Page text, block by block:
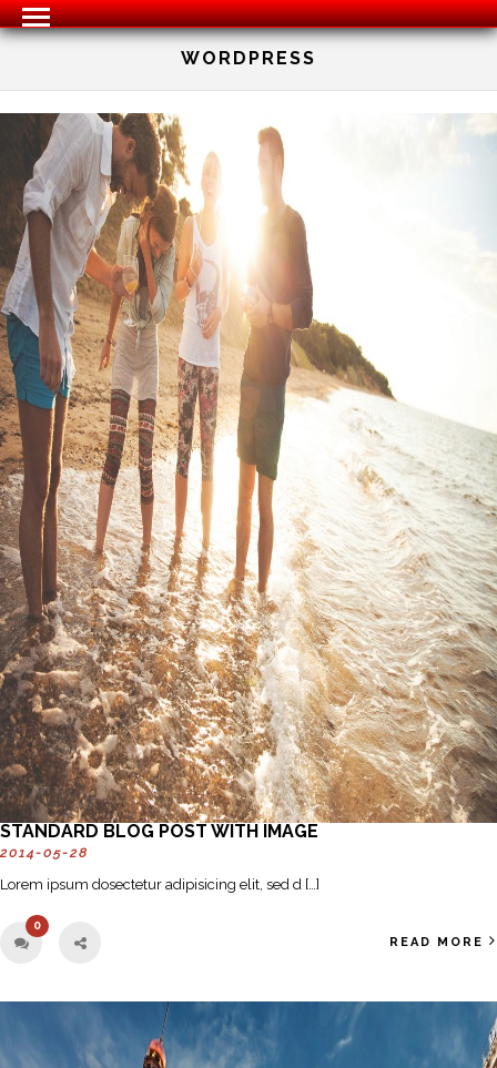
WORDPRESS
STANDARD BLOG POST WITH IMAGE
2014-05-28
Lorem ipsum dosectetur adipisicing elit, sed d […]
0
READ MORE